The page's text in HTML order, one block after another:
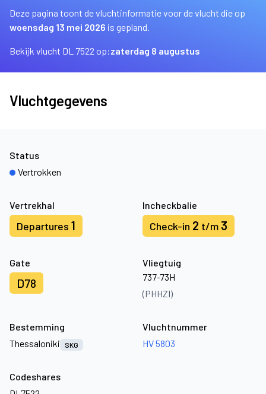
Deze pagina toont de vluchtinformatie voor de vlucht die op
woensdag 13 mei 2026 is gepland.
Bekijk vlucht DL 7522 op:zaterdag 8 augustus
Vluchtgegevens
Vertrekhal
Departures 1
Incheckbalie
Check-in 2 t/m 3
Gate
D78
Vliegtuig
737-73H
(PHHZI)
Status
Vertrokken
Bestemming
Thessaloniki
SKG
Vluchtnummer
HV 5803
Codeshares